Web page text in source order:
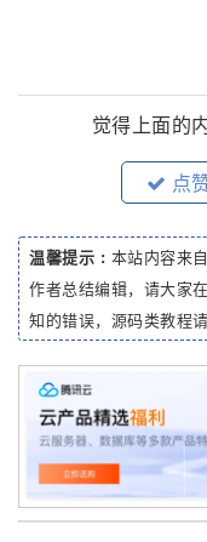
觉得上面的
点
温馨提示 : 本站内容来
作者总结编辑，请大家
知的错误，源码类教程